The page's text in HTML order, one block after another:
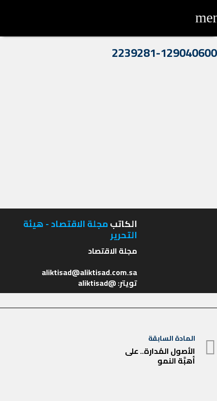
2239281-129040600
الكاتبمجلة الاقتصاد - هيئة
التحرير
تويتر: @aliktisad
تصفّح
المقالات
المادة السابقة
المادة
السابقة
الأصول المُدارة.. على
أهبَّة النمو